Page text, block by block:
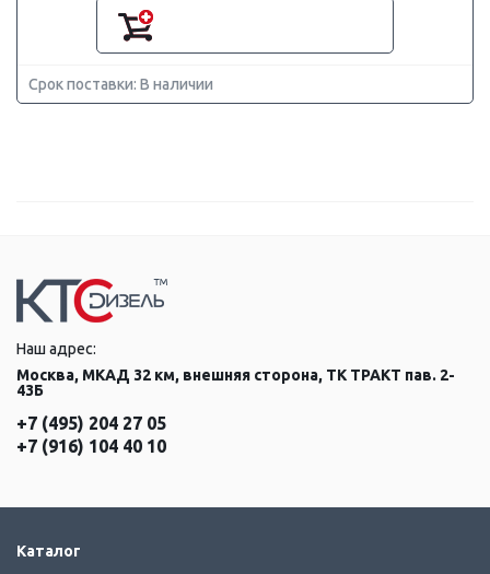
Срок поставки: В наличии
Наш адрес:
Москва, МКАД 32 км, внешняя сторона, ТК ТРАКТ пав. 2-
43Б
+7 (495) 204 27 05
+7 (916) 104 40 10
Каталог